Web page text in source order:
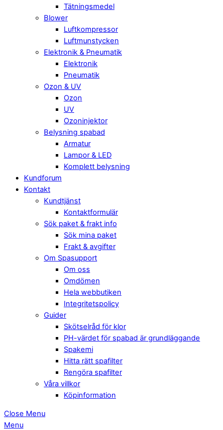
Tätningsmedel
Blower
Luftkompressor
Luftmunstycken
Elektronik & Pneumatik
Elektronik
Pneumatik
Ozon & UV
Ozon
UV
Ozoninjektor
Belysning spabad
Armatur
Lampor & LED
Komplett belysning
Kundforum
Kontakt
Kundtjänst
Kontaktformulär
Sök paket & frakt info
Sök mina paket
Frakt & avgifter
Om Spasupport
Om oss
Omdömen
Hela webbutiken
Integritetspolicy
Guider
Skötselråd för klor
PH-värdet för spabad är grundläggande
Spakemi
Hitta rätt spafilter
Rengöra spafilter
Våra villkor
Köpinformation
Close Menu
Menu